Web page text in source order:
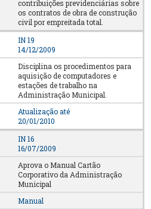
contribuições previdenciárias sobre
os contratos de obra de construção
civil por empreitada total.
IN 19
14/12/2009
Disciplina os procedimentos para
aquisição de computadores e
estações de trabalho na
Administração Municipal.
Atualização até
20/01/2010
IN 16
16/07/2009
Aprova o Manual Cartão
Corporativo da Administração
Municipal
Manual